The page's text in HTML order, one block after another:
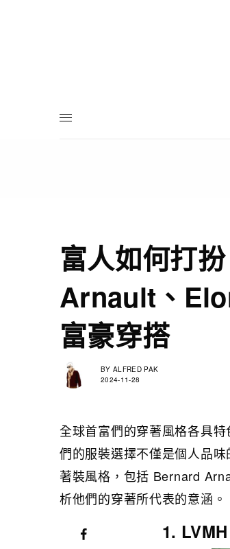
富人如何打
Arnault、
富豪穿搭
BY ALFRED PAK
2024-11-28
全球首富們的穿著風格各具
們的服裝選擇不僅是個人品
著裝風格，包括 Bernard
析他們的穿著所代表的意涵。
1.